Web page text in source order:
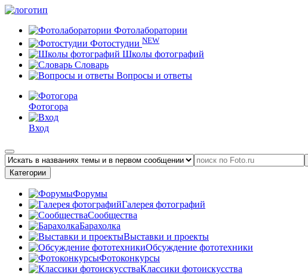
Фотолаборатории
Фотостудии NEW
Школы фотографий
Словарь
Вопросы и ответы
Фотогора
Вход
Категории
Форумы
Галерея фотографий
Сообщества
Барахолка
Выставки и проекты
Обсуждение фототехники
Фотоконкурсы
Классики фотоискусства